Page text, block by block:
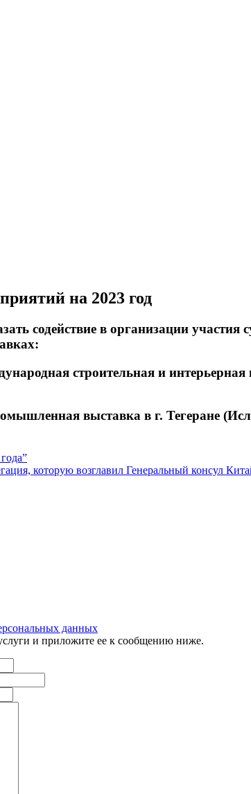
на 2023 год
содействие в организации участия
строительная и
выставка в г. Тегеране
которую возглавил Генеральный консул
данных
и приложите ее к сообщению ниже.